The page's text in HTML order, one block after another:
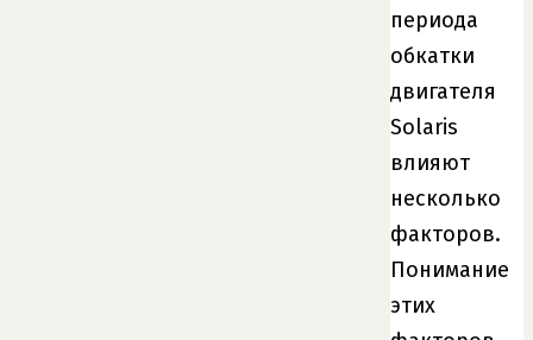
периода
обкатки
двигателя
Solaris
влияют
несколько
факторов.
Понимание
этих